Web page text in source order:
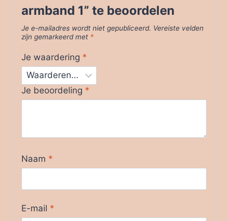
armband 1” te beoordelen
Je e-mailadres wordt niet gepubliceerd. Vereiste velden
zijn gemarkeerd met *
Je waardering *
Je beoordeling *
Naam *
E-mail *